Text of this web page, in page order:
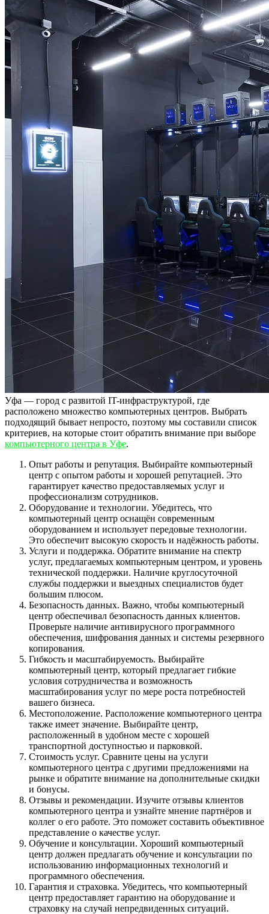
Уфа — город с развитой IT-инфраструктурой, где
расположено множество компьютерных центров. Выбрать
подходящий бывает непросто, поэтому мы составили список
критериев, на которые стоит обратить внимание при выборе
компьютерного центра в Уфе.
Опыт работы и репутация. Выбирайте компьютерный
центр с опытом работы и хорошей репутацией. Это
гарантирует качество предоставляемых услуг и
профессионализм сотрудников.
Оборудование и технологии. Убедитесь, что
компьютерный центр оснащён современным
оборудованием и использует передовые технологии.
Это обеспечит высокую скорость и надёжность работы.
Услуги и поддержка. Обратите внимание на спектр
услуг, предлагаемых компьютерным центром, и уровень
технической поддержки. Наличие круглосуточной
службы поддержки и выездных специалистов будет
большим плюсом.
Безопасность данных. Важно, чтобы компьютерный
центр обеспечивал безопасность данных клиентов.
Проверьте наличие антивирусного программного
обеспечения, шифрования данных и системы резервного
копирования.
Гибкость и масштабируемость. Выбирайте
компьютерный центр, который предлагает гибкие
условия сотрудничества и возможность
масштабирования услуг по мере роста потребностей
вашего бизнеса.
Местоположение. Расположение компьютерного центра
также имеет значение. Выбирайте центр,
расположенный в удобном месте с хорошей
транспортной доступностью и парковкой.
Стоимость услуг. Сравните цены на услуги
компьютерного центра с другими предложениями на
рынке и обратите внимание на дополнительные скидки
и бонусы.
Отзывы и рекомендации. Изучите отзывы клиентов
компьютерного центра и узнайте мнение партнёров и
коллег о его работе. Это поможет составить объективное
представление о качестве услуг.
Обучение и консультации. Хороший компьютерный
центр должен предлагать обучение и консультации по
использованию информационных технологий и
программного обеспечения.
Гарантия и страховка. Убедитесь, что компьютерный
центр предоставляет гарантию на оборудование и
страховку на случай непредвиденных ситуаций.